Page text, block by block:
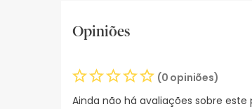
Opiniões
(0 opiniões)
Ainda não há avaliações sobre